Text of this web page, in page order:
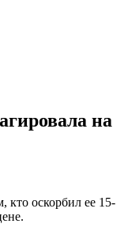
на
кто оскорбил ее 15-